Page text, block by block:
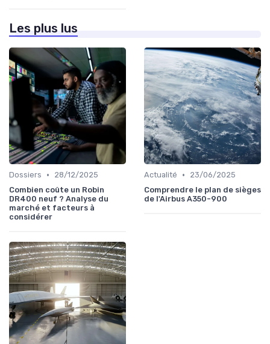
Les plus lus
Dossiers •
28/12/2025
Combien coûte un Robin
DR400 neuf ? Analyse du
marché et facteurs à
considérer
Actualité •
23/06/2025
Comprendre le plan de sièges
de l'Airbus A350-900